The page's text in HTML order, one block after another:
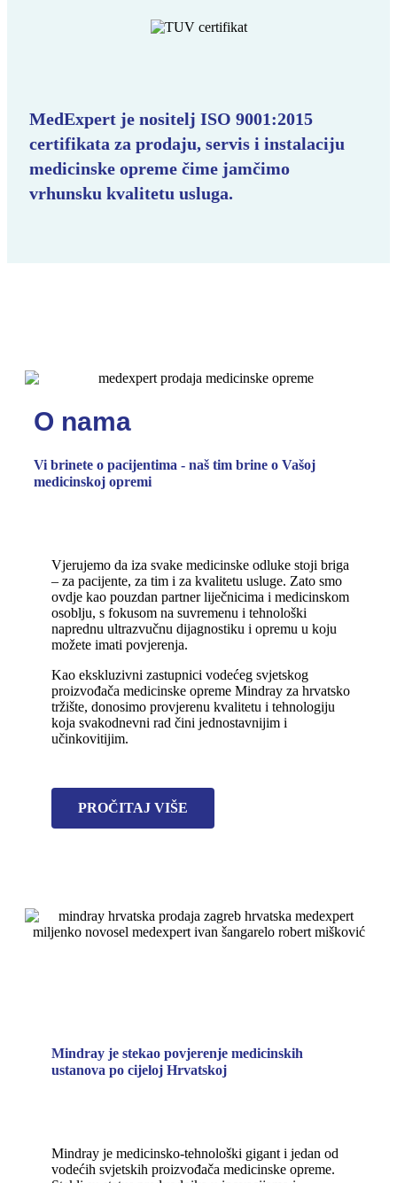
MedExpert je nositelj ISO 9001:2015
certifikata za prodaju, servis i instalaciju
medicinske opreme čime jamčimo
vrhunsku kvalitetu usluga.
O nama
Vi brinete o pacijentima - naš tim brine o Vašoj
medicinskoj opremi
Vjerujemo da iza svake medicinske odluke stoji briga
– za pacijente, za tim i za kvalitetu usluge. Zato smo
ovdje kao pouzdan partner liječnicima i medicinskom
osoblju, s fokusom na suvremenu i tehnološki
naprednu ultrazvučnu dijagnostiku i opremu u koju
možete imati povjerenja.
Kao ekskluzivni zastupnici vodećeg svjetskog
proizvođača medicinske opreme Mindray za hrvatsko
tržište, donosimo provjerenu kvalitetu i tehnologiju
koja svakodnevni rad čini jednostavnijim i
učinkovitijim.
PROČITAJ VIŠE
Mindray je stekao povjerenje medicinskih
ustanova po cijeloj Hrvatskoj
Mindray je medicinsko-tehnološki gigant i jedan od
vodećih svjetskih proizvođača medicinske opreme.